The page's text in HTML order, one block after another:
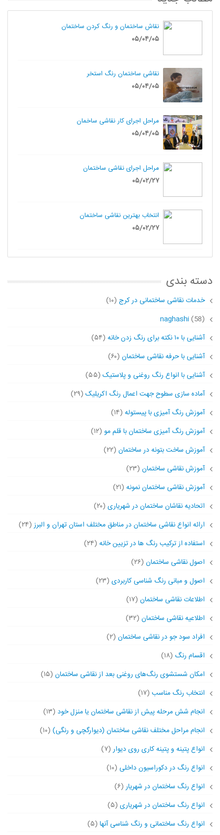
نقاش ساختمان و رنگ کردن ساختمان
۰۵/۰۴/۰۵
نقاشی ساختمان رنگ استخر
۰۵/۰۴/۰۵
مراحل اجرای کار نقاشی ساخمان
۰۵/۰۴/۰۵
مراحل اجرای نقاشی ساختمان
۰۵/۰۲/۲۷
انتخاب بهترین نقاشی ساختمان
۰۵/۰۲/۲۷
دسته بندی
خدمات نقاشی ساختمانی در کرج (۱۰)
naghashi(58)
آشنایی با ۱۰ نکته برای رنگ زدن خانه
(۵۴)
آشنایی با حرفه نقاشی ساختمان (۶۰)
آشنایی با انواع رنگ روغنی و پلاستیک (۵۵)
آماده سازی سطوح جهت اعمال رنگ اکریلیک (۲۹)
آموزش رنگ آمیزی با پیستوله (۱۴)
آموزش رنگ آمیزی ساختمان با قلم مو (۱۲)
آموزش ساخت بتونه در ساختمان (۲۲)
آموزش نقاشی ساختمان (۲۳)
آموزش نقاشی ساختمان نمونه (۲۱)
اتحادیه نقاشان ساختمان در شهریاری (۲۰)
ارائه انواع نقاشی ساختمان در مناطق مختلف استان تهران و البرز(۲۴)
استفاده از ترکیب رنگ ها در تزیین خانه (۲۴)
اصول نقاشی ساختمان (۲۶)
اصول و مبانی رنگ شناسی کاربردی (۲۳)
اطلاعات نقاشی ساختمان (۱۷)
اطلاعیه نقاشی ساختمان (۳۲)
افراد سود جو در نقاشی ساختمان (۲)
اقسام رنگ (۱۸)
امکان شستشوی رنگ‌های روغنی بعد از نقاشی ساختمان (۱۵)
انتخاب رنگ مناسب (۱۷)
انجام شش مرحله پیش از نقاشی ساختمان یا منزل خود (۱۳)
انجام مراحل مختلف نقاشی ساختمان (دیوارگچی و رنگی) (۱۰)
انواع پتینه و پتینه کاری روی دیوار(۷)
انواع رنگ در دکوراسیون داخلی (۱۰)
انواع رنگ ساختمان در شهریار(۶)
انواع رنگ ساختمان در شهریاری (۵)
انواع رنگ ساختمانی و رنگ شناسی آنها (۵)